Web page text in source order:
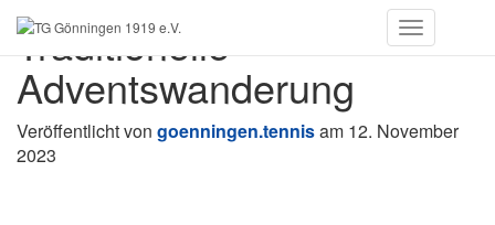
Toggle
Traditionelle
Adventswanderung
Veröffentlicht von goenningen.tennisam 12. November
2023